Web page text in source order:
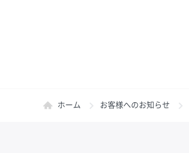
ホーム お客様へのお知らせ